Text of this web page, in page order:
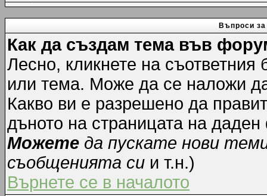
Въпроси
Как да създам тема във
Лесно, кликнете на
или тема. Може да се наложи
Какво ви е разрешено да
дъното на страницата на
Можете да пускате нови
съобщенията си и т.н.)
Върнете се в началото